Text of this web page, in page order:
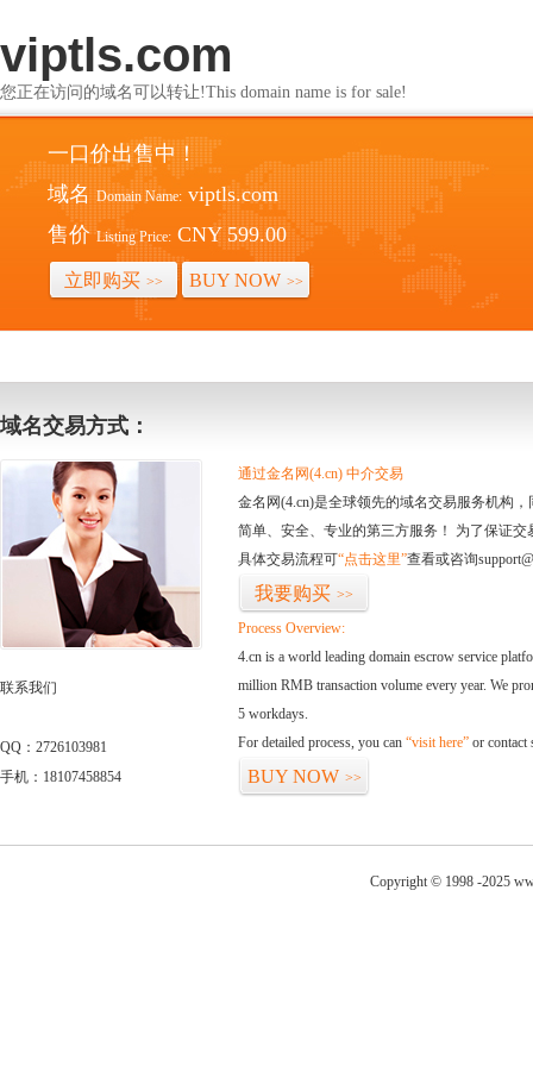
viptls.com
您正在访问的域名可以转让!This domain name is for sale!
一口价出售中！
域名 Domain Name: viptls.com
售价 Listing Price: CNY 599.00
立即购买 >> BUY NOW >>
域名交易方式：
联系我们
QQ：2726103981
手机：18107458854
通过金名网(4.cn) 中介交易
金名网(4.cn)是全球领先的域名交易服务机构
简单、安全、专业的第三方服务！ 为了保证
具体交易流程可“点击这里”查看或咨询
我要购买 >>
Process Overview:
4.cn is a world leading domain escrow service
million RMB transaction volume every year. We
5 workdays.
For detailed process, you can “visit here” or contact
BUY NOW >>
Copyright © 1998 -2025